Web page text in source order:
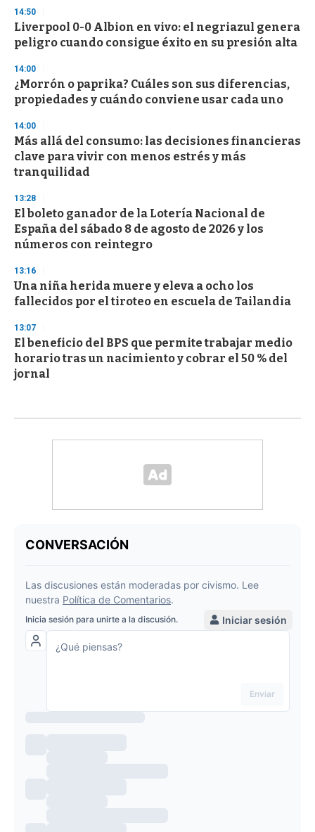
14:50
Liverpool 0-0 Albion en vivo: el negriazul genera
peligro cuando consigue éxito en su presión alta
14:00
¿Morrón o paprika? Cuáles son sus diferencias,
propiedades y cuándo conviene usar cada uno
14:00
Más allá del consumo: las decisiones financieras
clave para vivir con menos estrés y más
tranquilidad
13:28
El boleto ganador de la Lotería Nacional de
España del sábado 8 de agosto de 2026 y los
números con reintegro
13:16
Una niña herida muere y eleva a ocho los
fallecidos por el tiroteo en escuela de Tailandia
13:07
El beneficio del BPS que permite trabajar medio
horario tras un nacimiento y cobrar el 50 % del
jornal